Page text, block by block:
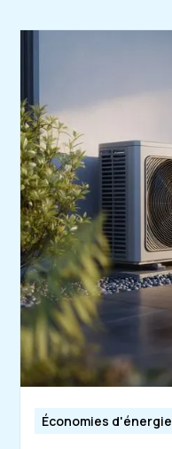
Économies d'énergie